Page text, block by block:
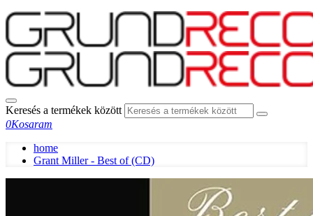
Keresés a termékek között
0Kosaram
home
Grant Miller - Best of (CD)